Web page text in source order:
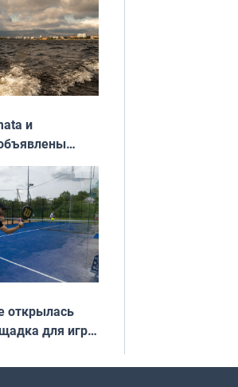
и
фестиваля
года
открылась
для игры